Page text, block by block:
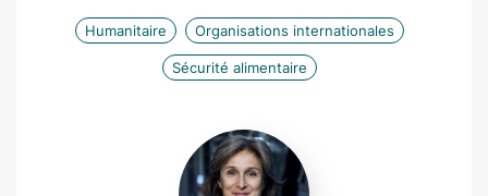
Humanitaire Organisations internationales
Sécurité alimentaire
Marie
Pierre
Nicollet